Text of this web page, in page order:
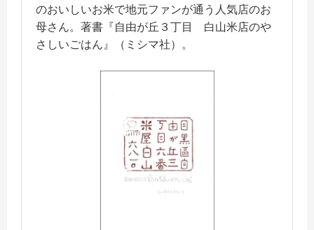
のおいしいお米で地元ファンが通う人気店のお
母さん。著書『自由が丘３丁目 白山米店のや
さしいごはん』（ミシマ社）。